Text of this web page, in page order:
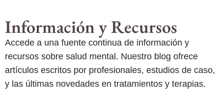
Información y Recursos
Accede a una fuente continua de información y
recursos sobre salud mental. Nuestro blog ofrece
artículos escritos por profesionales, estudios de caso,
y las últimas novedades en tratamientos y terapias.